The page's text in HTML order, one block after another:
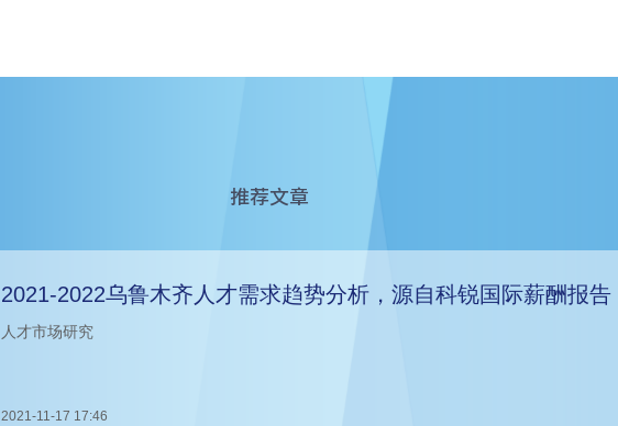
推荐文章
2021-2022乌鲁木齐人才需求趋势分析，源自科锐国际薪酬报告
人才市场研究
2021-11-17 17:46